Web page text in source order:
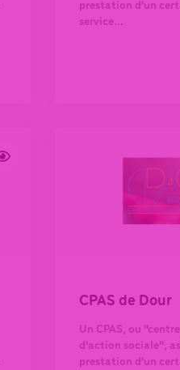
prestation d'un
service...
CPAS de Dour
Un CPAS, ou
d'action sociale",
prestation d'un